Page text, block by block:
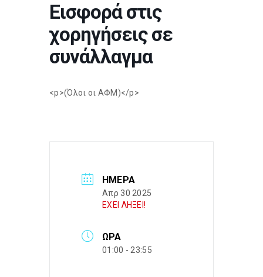
Εισφορά στις
χορηγήσεις σε
συνάλλαγμα
<p>(Όλοι οι ΑΦΜ)</p>
ΗΜΈΡΑ
Απρ 30 2025
ΕΧΕΙ ΛΗΞΕΙ!
ΏΡΑ
01:00 - 23:55